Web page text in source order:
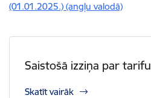
(01.01.2025.) (angļu valodā)
Saistošā izziņa par tarifu
Skatīt vairāk